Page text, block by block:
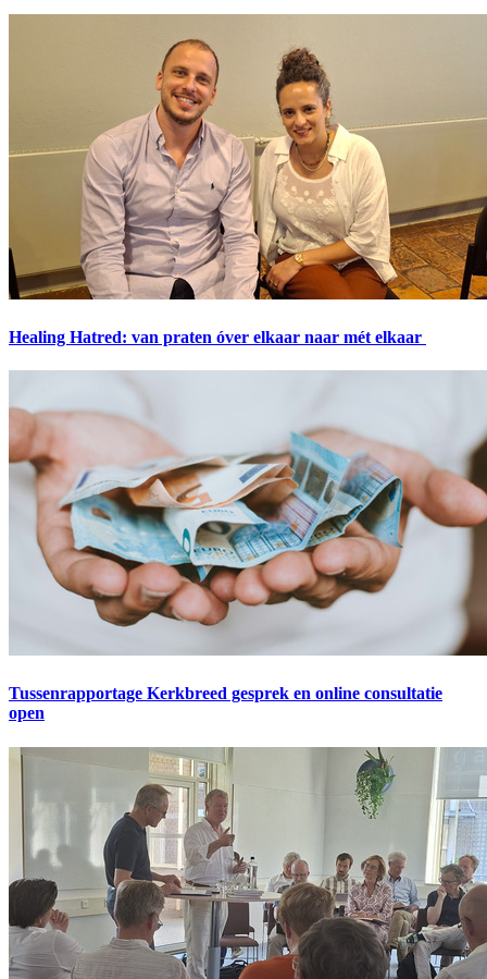
Healing Hatred: van praten óver elkaar naar mét elkaar
Tussenrapportage Kerkbreed gesprek en online consultatie
open